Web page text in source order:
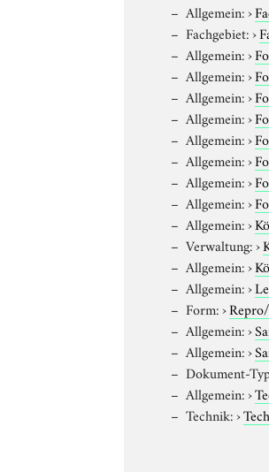
Allgemein:›
Fachgebiet:›
Allgemein:›
Allgemein:›
Allgemein:›
Allgemein:›
Allgemein:›
Allgemein:›
Allgemein:›
Allgemein:›
Allgemein:›
Verwaltung:›
Allgemein:›
Allgemein:›
Form:›
Allgemein:›
Allgemein:›
Dokument-
Allgemein:›
Technik:›